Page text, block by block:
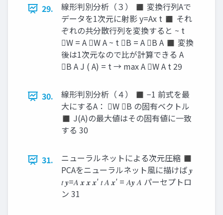
29.
線形判別分析（３） ◼ 変換行列Aで
データを1次元に射影 y=Ax t ◼ それ
ぞれの共分散行列を変換すると ~ t
W = A W A ~ t B = A B A ◼ 変換
後は1次元なので比が計算できる A
B A J ( A) = t → max A W A t 29
30.
線形判別分析（４） ◼ −1 前式を最
大にするA： W B の固有ベクトル
◼ J(A)の最大値はその固有値に一致
する 30
31.
ニューラルネットによる次元圧縮 ◼
PCAをニューラルネット風に描けば 𝒚
𝑡 𝒚=𝐴 𝒙 𝒙 𝒙′ 𝑡 𝐴 𝒙′ = 𝐴𝒚 𝐴 パーセプトロ
ン 31